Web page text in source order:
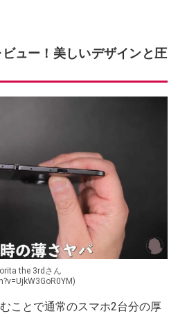
ビュー！美しいデザインと圧
the 3rdさん
ことで通常のスマホ2台分の厚